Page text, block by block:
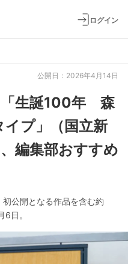
ログイン
公開日：2026年4月14日
「生誕100年 森
プ」（国立新
編集部おすすめ
公開となる作品を含む約
日。